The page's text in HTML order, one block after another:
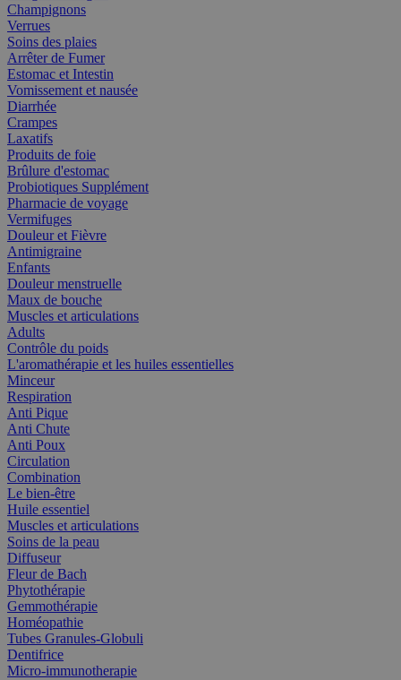
Champignons
Verrues
Soins des plaies
Arrêter de Fumer
Estomac et Intestin
Vomissement et nausée
Diarrhée
Crampes
Laxatifs
Produits de foie
Brûlure d'estomac
Probiotiques Supplément
Pharmacie de voyage
Vermifuges
Douleur et Fièvre
Antimigraine
Enfants
Douleur menstruelle
Maux de bouche
Muscles et articulations
Adults
Contrôle du poids
L'aromathérapie et les huiles essentielles
Minceur
Respiration
Anti Pique
Anti Chute
Anti Poux
Circulation
Combination
Le bien-être
Huile essentiel
Muscles et articulations
Soins de la peau
Diffuseur
Fleur de Bach
Phytothérapie
Gemmothérapie
Homéopathie
Tubes Granules-Globuli
Dentifrice
Micro-immunotherapie